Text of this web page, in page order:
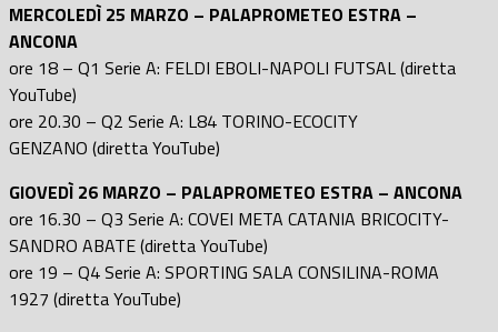
MERCOLEDÌ 25 MARZO – PALAPROMETEO ESTRA –
ANCONA
ore 18 – Q1 Serie A: FELDI EBOLI-NAPOLI FUTSAL (diretta
YouTube)
ore 20.30 – Q2 Serie A: L84 TORINO-ECOCITY
GENZANO (diretta YouTube)
GIOVEDÌ 26 MARZO – PALAPROMETEO ESTRA – ANCONA
ore 16.30 – Q3 Serie A: COVEI META CATANIA BRICOCITY-
SANDRO ABATE (diretta YouTube)
ore 19 – Q4 Serie A: SPORTING SALA CONSILINA-ROMA
1927 (diretta YouTube)